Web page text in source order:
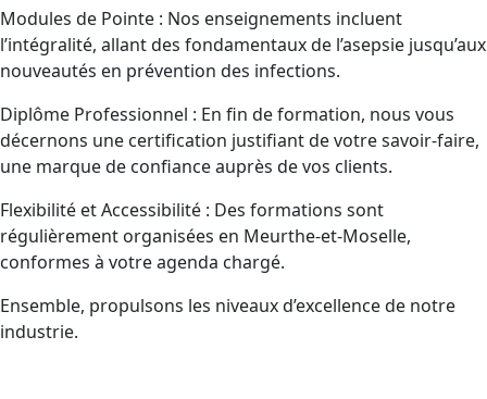
Modules de Pointe : Nos enseignements incluent
l’intégralité, allant des fondamentaux de l’asepsie jusqu’aux
nouveautés en prévention des infections.
Diplôme Professionnel : En fin de formation, nous vous
décernons une certification justifiant de votre savoir-faire,
une marque de confiance auprès de vos clients.
Flexibilité et Accessibilité : Des formations sont
régulièrement organisées en Meurthe-et-Moselle,
conformes à votre agenda chargé.
Ensemble, propulsons les niveaux d’excellence de notre
industrie.